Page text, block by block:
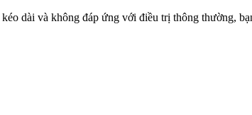
dài và không đáp ứng với điều trị thông thường,